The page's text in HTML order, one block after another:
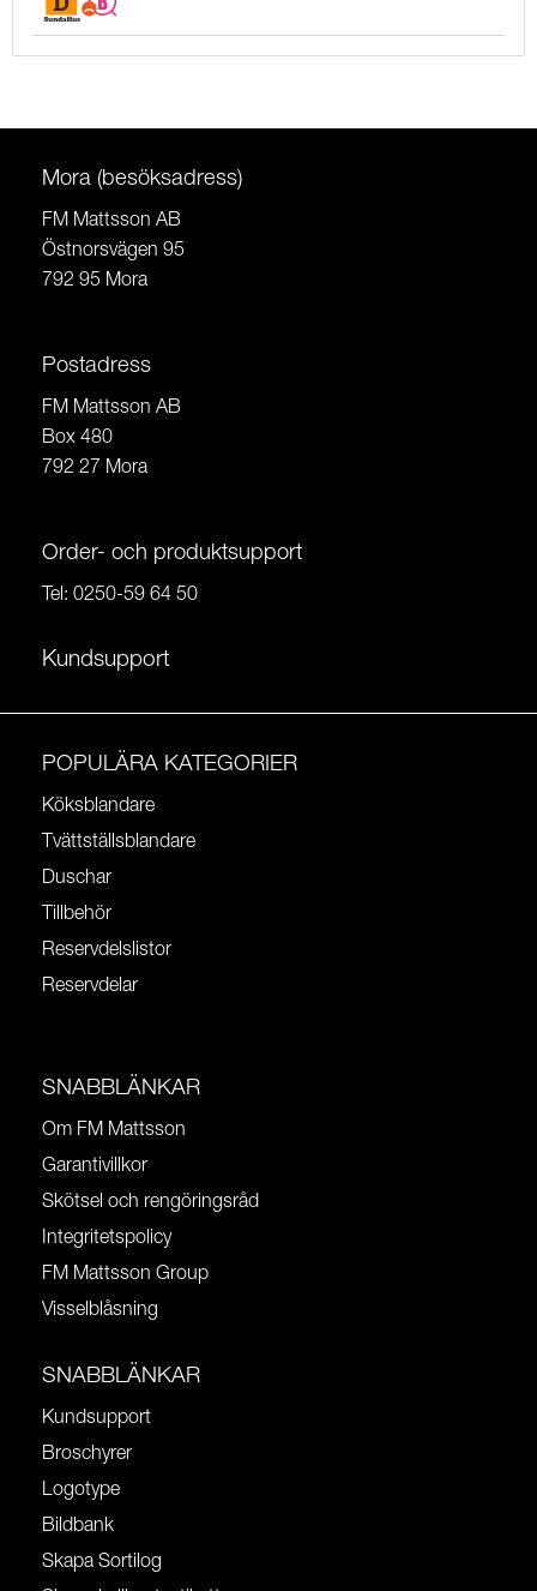
Mora (besöksadress)
FM Mattsson AB
Östnorsvägen 95
792 95 Mora
Postadress
FM Mattsson AB
Box 480
792 27 Mora
Order- och produktsupport
Tel: 0250-59 64 50
Kundsupport
POPULÄRA KATEGORIER
Köksblandare
Tvättställsblandare
Duschar
Tillbehör
Reservdelslistor
Reservdelar
SNABBLÄNKAR
Om FM Mattsson
Garantivillkor
Skötsel och rengöringsråd
Integritetspolicy
FM Mattsson Group
Visselblåsning
SNABBLÄNKAR
Kundsupport
Broschyrer
Logotype
Bildbank
Skapa Sortilog